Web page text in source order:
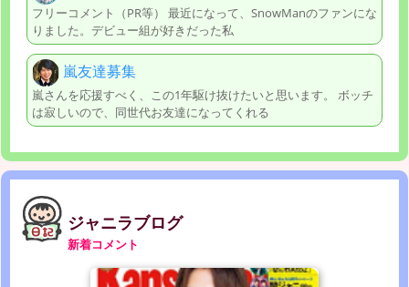
フリーコメント（PR等） 最近になって、SnowManのファンにな
りました。デビュー組が好きだった私
嵐友達募集
嵐さんを応援すべく、この1年駆け抜けたいと思います。 ボッチ
は寂しいので、同世代お友達になってくれる
ジャニラブログ
新着コメント